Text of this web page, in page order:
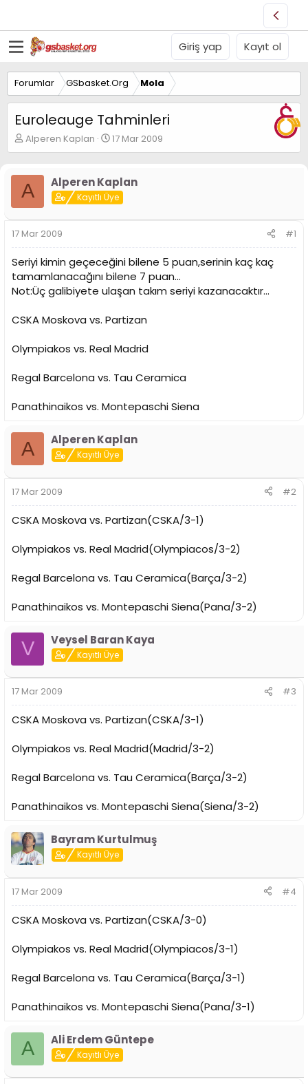
Giriş yap Kayıt ol
Forumlar GSbasket.Org Mola
Euroleauge Tahminleri
K
o
u
y
B
a
ş
l
a
t
a
n
Alperen Kaplan
B
a
a
n
ı
t
a
r
i
h
17 Mar 2009
A Alperen Kaplan
Kayıtlı Üye
17 Mar 2009 #1
Seriyi kimin geçeceğini bilene 5 puan,serinin kaç kaç
tamamlanacağını bilene 7 puan...
Not:Üç galibiyete ulaşan takım seriyi kazanacaktır...
CSKA Moskova vs. Partizan
Olympiakos vs. Real Madrid
Regal Barcelona vs. Tau Ceramica
Panathinaikos vs. Montepaschi Siena
A Alperen Kaplan
Kayıtlı Üye
17 Mar 2009 #2
CSKA Moskova vs. Partizan(CSKA/3-1)
Olympiakos vs. Real Madrid(Olympiacos/3-2)
Regal Barcelona vs. Tau Ceramica(Barça/3-2)
Panathinaikos vs. Montepaschi Siena(Pana/3-2)
V Veysel Baran Kaya
Kayıtlı Üye
17 Mar 2009 #3
CSKA Moskova vs. Partizan(CSKA/3-1)
Olympiakos vs. Real Madrid(Madrid/3-2)
Regal Barcelona vs. Tau Ceramica(Barça/3-2)
Panathinaikos vs. Montepaschi Siena(Siena/3-2)
Bayram Kurtulmuş
Kayıtlı Üye
17 Mar 2009 #4
CSKA Moskova vs. Partizan(CSKA/3-0)
Olympiakos vs. Real Madrid(Olympiacos/3-1)
Regal Barcelona vs. Tau Ceramica(Barça/3-1)
Panathinaikos vs. Montepaschi Siena(Pana/3-1)
A Ali Erdem Güntepe
Kayıtlı Üye